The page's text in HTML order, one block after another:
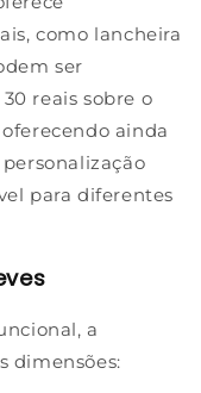
como lancheira
ser
reais sobre o
ainda
para diferentes
a
dimensões: